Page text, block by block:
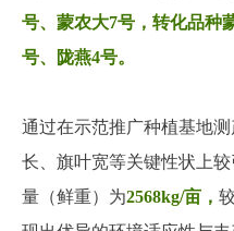
号、蒙农大7号，转化品种
号、陇燕4号。
通过在示范推广种植基地
长、旗叶宽等关键性状上
量（鲜重）为2568kg/亩，